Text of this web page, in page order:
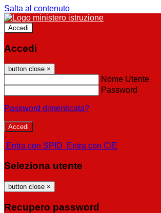
Salta al contenuto
Accedi
Accedi
button close ×
Nome Utente
Password
Password dimenticata?
-
Entra con SPID
Entra con CIE
Seleziona utente
button close ×
Recupero password